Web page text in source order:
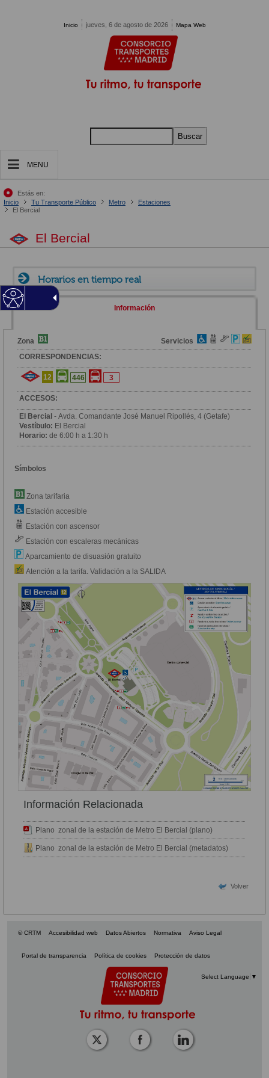
Inicio jueves, 6 de agosto de 2026 Mapa Web
Buscar
MENU
Estás en:
Inicio
Tu Transporte Público Metro
Estaciones
El Bercial
El Bercial
Horarios en tiempo real
Información
Zona
Servicios
CORRESPONDENCIAS:
12 446 3
ACCESOS:
El Bercial - Avda. Comandante José Manuel Ripollés, 4 (Getafe)
Vestíbulo: El Bercial
Horario: de 6:00 h a 1:30 h
Símbolos
Zona tarifaria
Estación accesible
Estación con ascensor
Estación con escaleras mecánicas
Aparcamiento de disuasión gratuito
Atención a la tarifa. Validación a la SALIDA
Información Relacionada
Plano zonal de la estación de Metro El Bercial (plano)
Plano zonal de la estación de Metro El Bercial (metadatos)
Volver
© CRTM Accesibilidad web Datos Abiertos Normativa Aviso Legal
Portal de transparencia Política de cookies Protección de datos
Select Language ▼